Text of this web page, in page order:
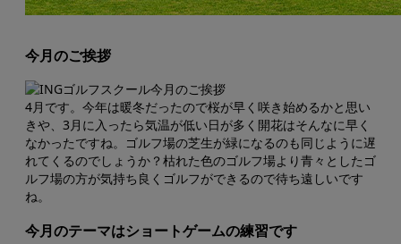
今月のご挨拶
4月です。今年は暖冬だったので桜が早く咲き始めるかと思い
きや、3月に入ったら気温が低い日が多く開花はそんなに早く
なかったですね。ゴルフ場の芝生が緑になるのも同じように遅
れてくるのでしょうか？枯れた色のゴルフ場より青々としたゴ
ルフ場の方が気持ち良くゴルフができるので待ち遠しいです
ね。
今月のテーマはショートゲームの練習です